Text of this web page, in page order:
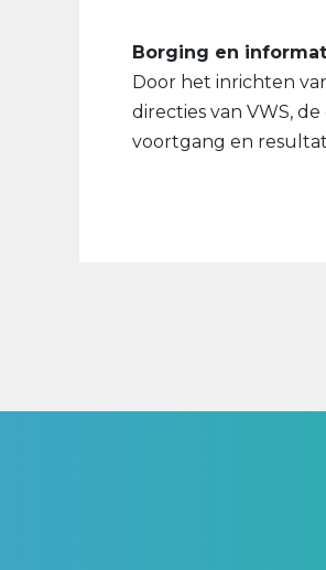
Borging en
Door het inrichten
directies van VWS,
voortgang en